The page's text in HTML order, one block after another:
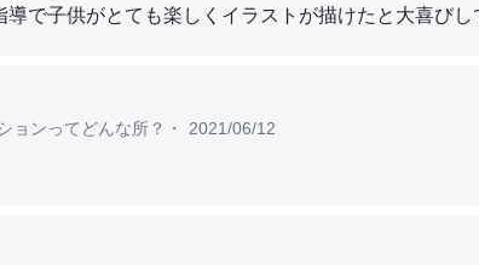
で子供がとても楽しくイラストが描けたと大喜びし
ョンってどんな所？ ・ 2021/06/12